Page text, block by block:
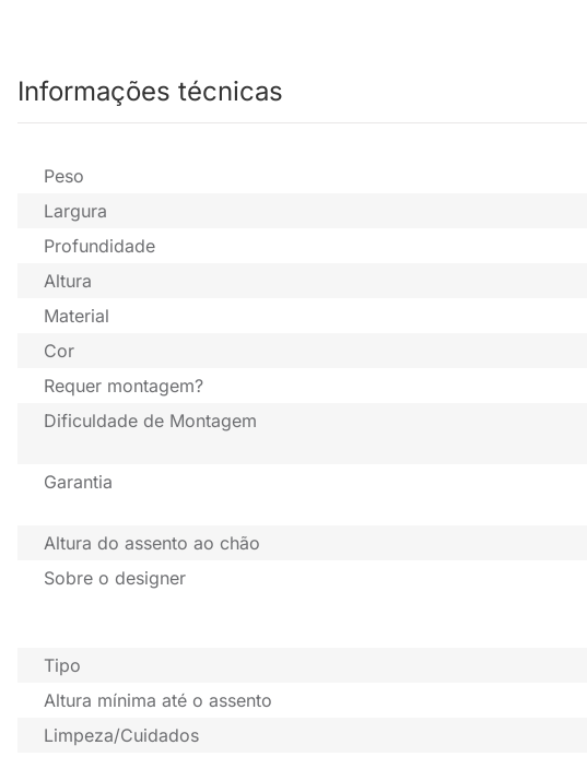
Informações técnicas
Peso
Largura
Profundidade
Altura
Material
Cor
Requer montagem?
Dificuldade de Montagem
Garantia
Altura do assento ao chão
Sobre o designer
Tipo
Altura mínima até o assento
Limpeza/Cuidados